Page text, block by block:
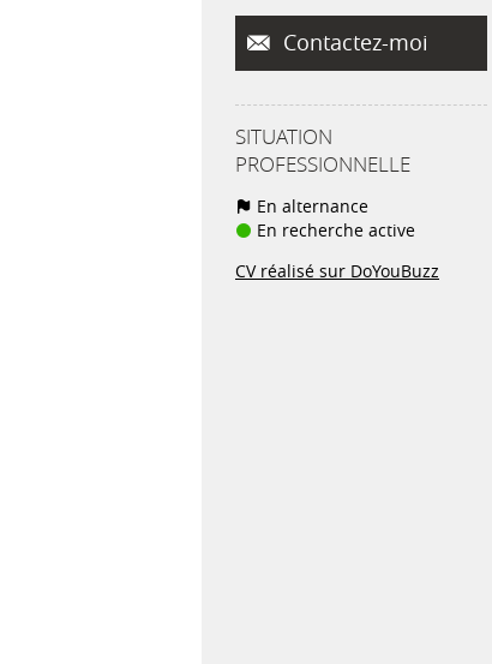
Contactez-moi
SITUATION
PROFESSIONNELLE
En alternance
En recherche active
CV réalisé sur DoYouBuzz